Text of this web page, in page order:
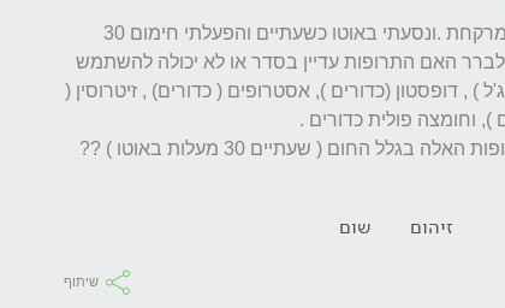
החום ( שעתיים 30 מעלות באוטו ) ??
זיהום שום
שיתוף